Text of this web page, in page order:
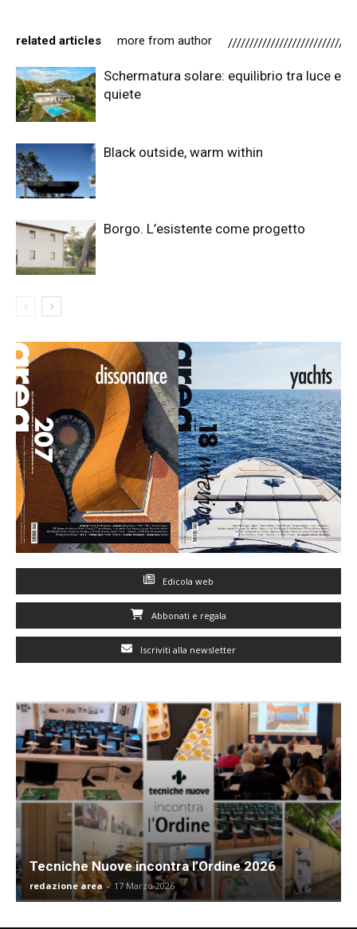
related articles more from author
Schermatura solare: equilibrio tra luce e
quiete
Black outside, warm within
Borgo. L’esistente come progetto
Edicola web
Abbonati e regala
Iscriviti alla newsletter
Tecniche Nuove incontra l’Ordine 2026
redazione area - 17 Marzo 2026